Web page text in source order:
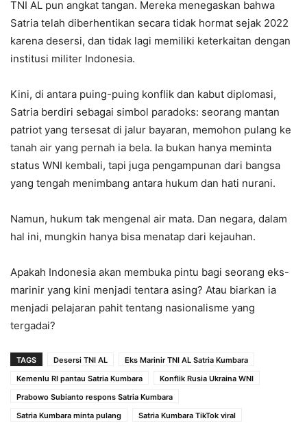
TNI AL pun angkat tangan. Mereka menegaskan bahwa
Satria telah diberhentikan secara tidak hormat sejak 2022
karena desersi, dan tidak lagi memiliki keterkaitan dengan
institusi militer Indonesia.
Kini, di antara puing-puing konflik dan kabut diplomasi,
Satria berdiri sebagai simbol paradoks: seorang mantan
patriot yang tersesat di jalur bayaran, memohon pulang ke
tanah air yang pernah ia bela. Ia bukan hanya meminta
status WNI kembali, tapi juga pengampunan dari bangsa
yang tengah menimbang antara hukum dan hati nurani.
Namun, hukum tak mengenal air mata. Dan negara, dalam
hal ini, mungkin hanya bisa menatap dari kejauhan.
Apakah Indonesia akan membuka pintu bagi seorang eks-
marinir yang kini menjadi tentara asing? Atau biarkan ia
menjadi pelajaran pahit tentang nasionalisme yang
tergadai?
TAGS Desersi TNI AL
Eks Marinir TNI AL Satria Kumbara
Kemenlu RI pantau Satria Kumbara
Konflik Rusia Ukraina WNI
Prabowo Subianto respons Satria Kumbara
Satria Kumbara minta pulang
Satria Kumbara TikTok viral